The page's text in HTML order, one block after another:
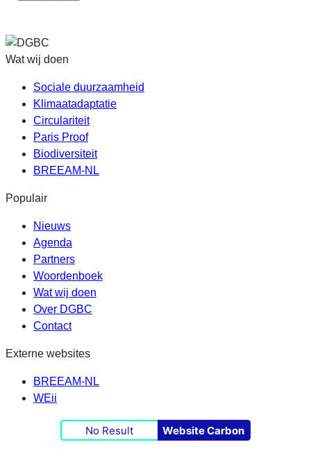
Wat wij doen
Sociale duurzaamheid
Klimaatadaptatie
Circulariteit
Paris Proof
Biodiversiteit
BREEAM-NL
Populair
Nieuws
Agenda
Partners
Woordenboek
Wat wij doen
Over DGBC
Contact
Externe websites
BREEAM-NL
WEii
No Result Website Carbon